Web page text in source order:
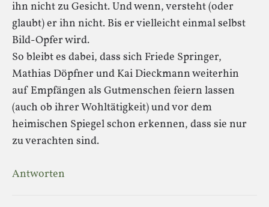
ihn nicht zu Gesicht. Und wenn, versteht (oder
glaubt) er ihn nicht. Bis er vielleicht einmal selbst
Bild-Opfer wird.
So bleibt es dabei, dass sich Friede Springer,
Mathias Döpfner und Kai Dieckmann weiterhin
auf Empfängen als Gutmenschen feiern lassen
(auch ob ihrer Wohltätigkeit) und vor dem
heimischen Spiegel schon erkennen, dass sie nur
zu verachten sind.
Antworten